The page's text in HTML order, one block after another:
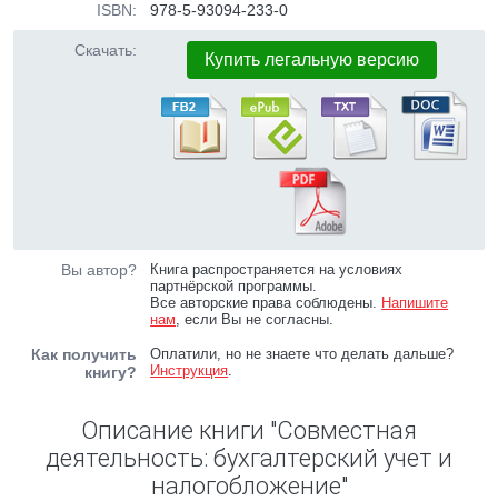
ISBN: 978-5-93094-233-0
Скачать: Купить легальную версию
Вы автор?
Книга распространяется на условиях
партнёрской программы.
Все авторские права соблюдены. Напишите
нам, если Вы не согласны.
Как получить
книгу?
Оплатили, но не знаете что делать дальше?
Инструкция.
Описание книги "Совместная
деятельность: бухгалтерский учет и
налогобложение"